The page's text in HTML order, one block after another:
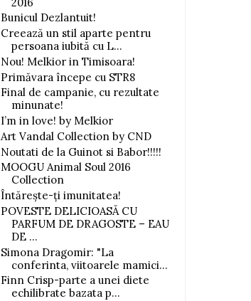
Bunicul Dezlantuit!
Creează un stil aparte pentru
persoana iubită cu L...
Nou! Melkior in Timisoara!
Primăvara începe cu STR8
Final de campanie, cu rezultate
minunate!
I’m in love! by Melkior
Art Vandal Collection by CND
Noutati de la Guinot si Babor!!!!!
MOOGU Animal Soul 2016
Collection
Întăreşte-ţi imunitatea!
POVESTE DELICIOASĂ CU
PARFUM DE DRAGOSTE – EAU
DE ...
Simona Dragomir: "La
conferinta, viitoarele mamici...
Finn Crisp-parte a unei diete
echilibrate bazata p...